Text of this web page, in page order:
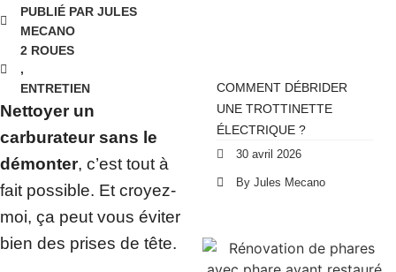
PUBLIÉ PAR JULES
MECANO
2 ROUES
,
ENTRETIEN
Nettoyer un
carburateur sans le
démonter, c’est tout à
fait possible. Et croyez-
moi, ça peut vous éviter
bien des prises de tête.
COMMENT DÉBRIDER
UNE TROTTINETTE
ÉLECTRIQUE ?
30 avril 2026
By Jules Mecano